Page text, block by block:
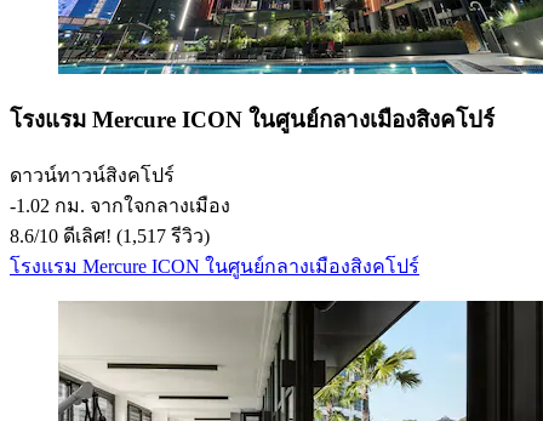
โรงแรม Mercure ICON ในศูนย์กลางเมืองสิงคโปร์
ดาวน์ทาวน์สิงคโปร์
‐1.02 กม. จากใจกลางเมือง
8.6/10 ดีเลิศ! (1,517 รีวิว)
โรงแรม Mercure ICON ในศูนย์กลางเมืองสิงคโปร์